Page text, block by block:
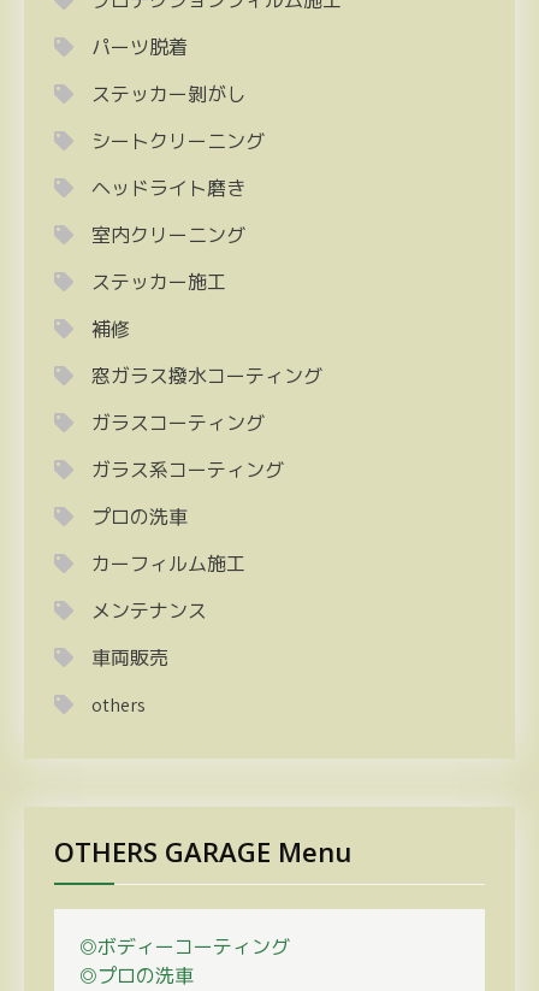
パーツ脱着
ステッカー剝がし
シートクリーニング
ヘッドライト磨き
室内クリーニング
ステッカー施工
補修
窓ガラス撥水コーティング
ガラスコーティング
ガラス系コーティング
プロの洗車
カーフィルム施工
メンテナンス
車両販売
others
OTHERS GARAGE Menu
◎ボディーコーティング
◎プロの洗車